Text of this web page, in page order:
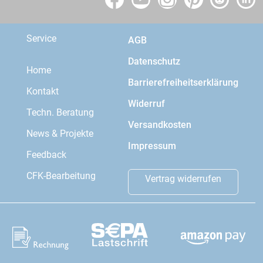
Service
Home
Kontakt
Techn. Beratung
News & Projekte
Feedback
CFK-Bearbeitung
AGB
Datenschutz
Barrierefreiheitserklärung
Widerruf
Versandkosten
Impressum
Vertrag widerrufen